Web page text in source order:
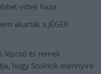
vittek haza
akarták a JÉGER
lépcső és remek
hogy Szolnok mennyire